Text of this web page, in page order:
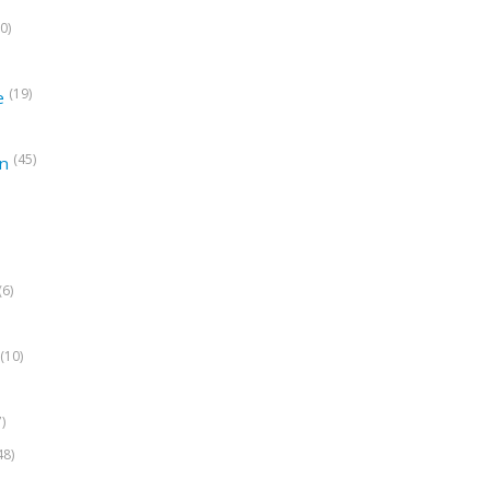
(19)
(45)
(10)